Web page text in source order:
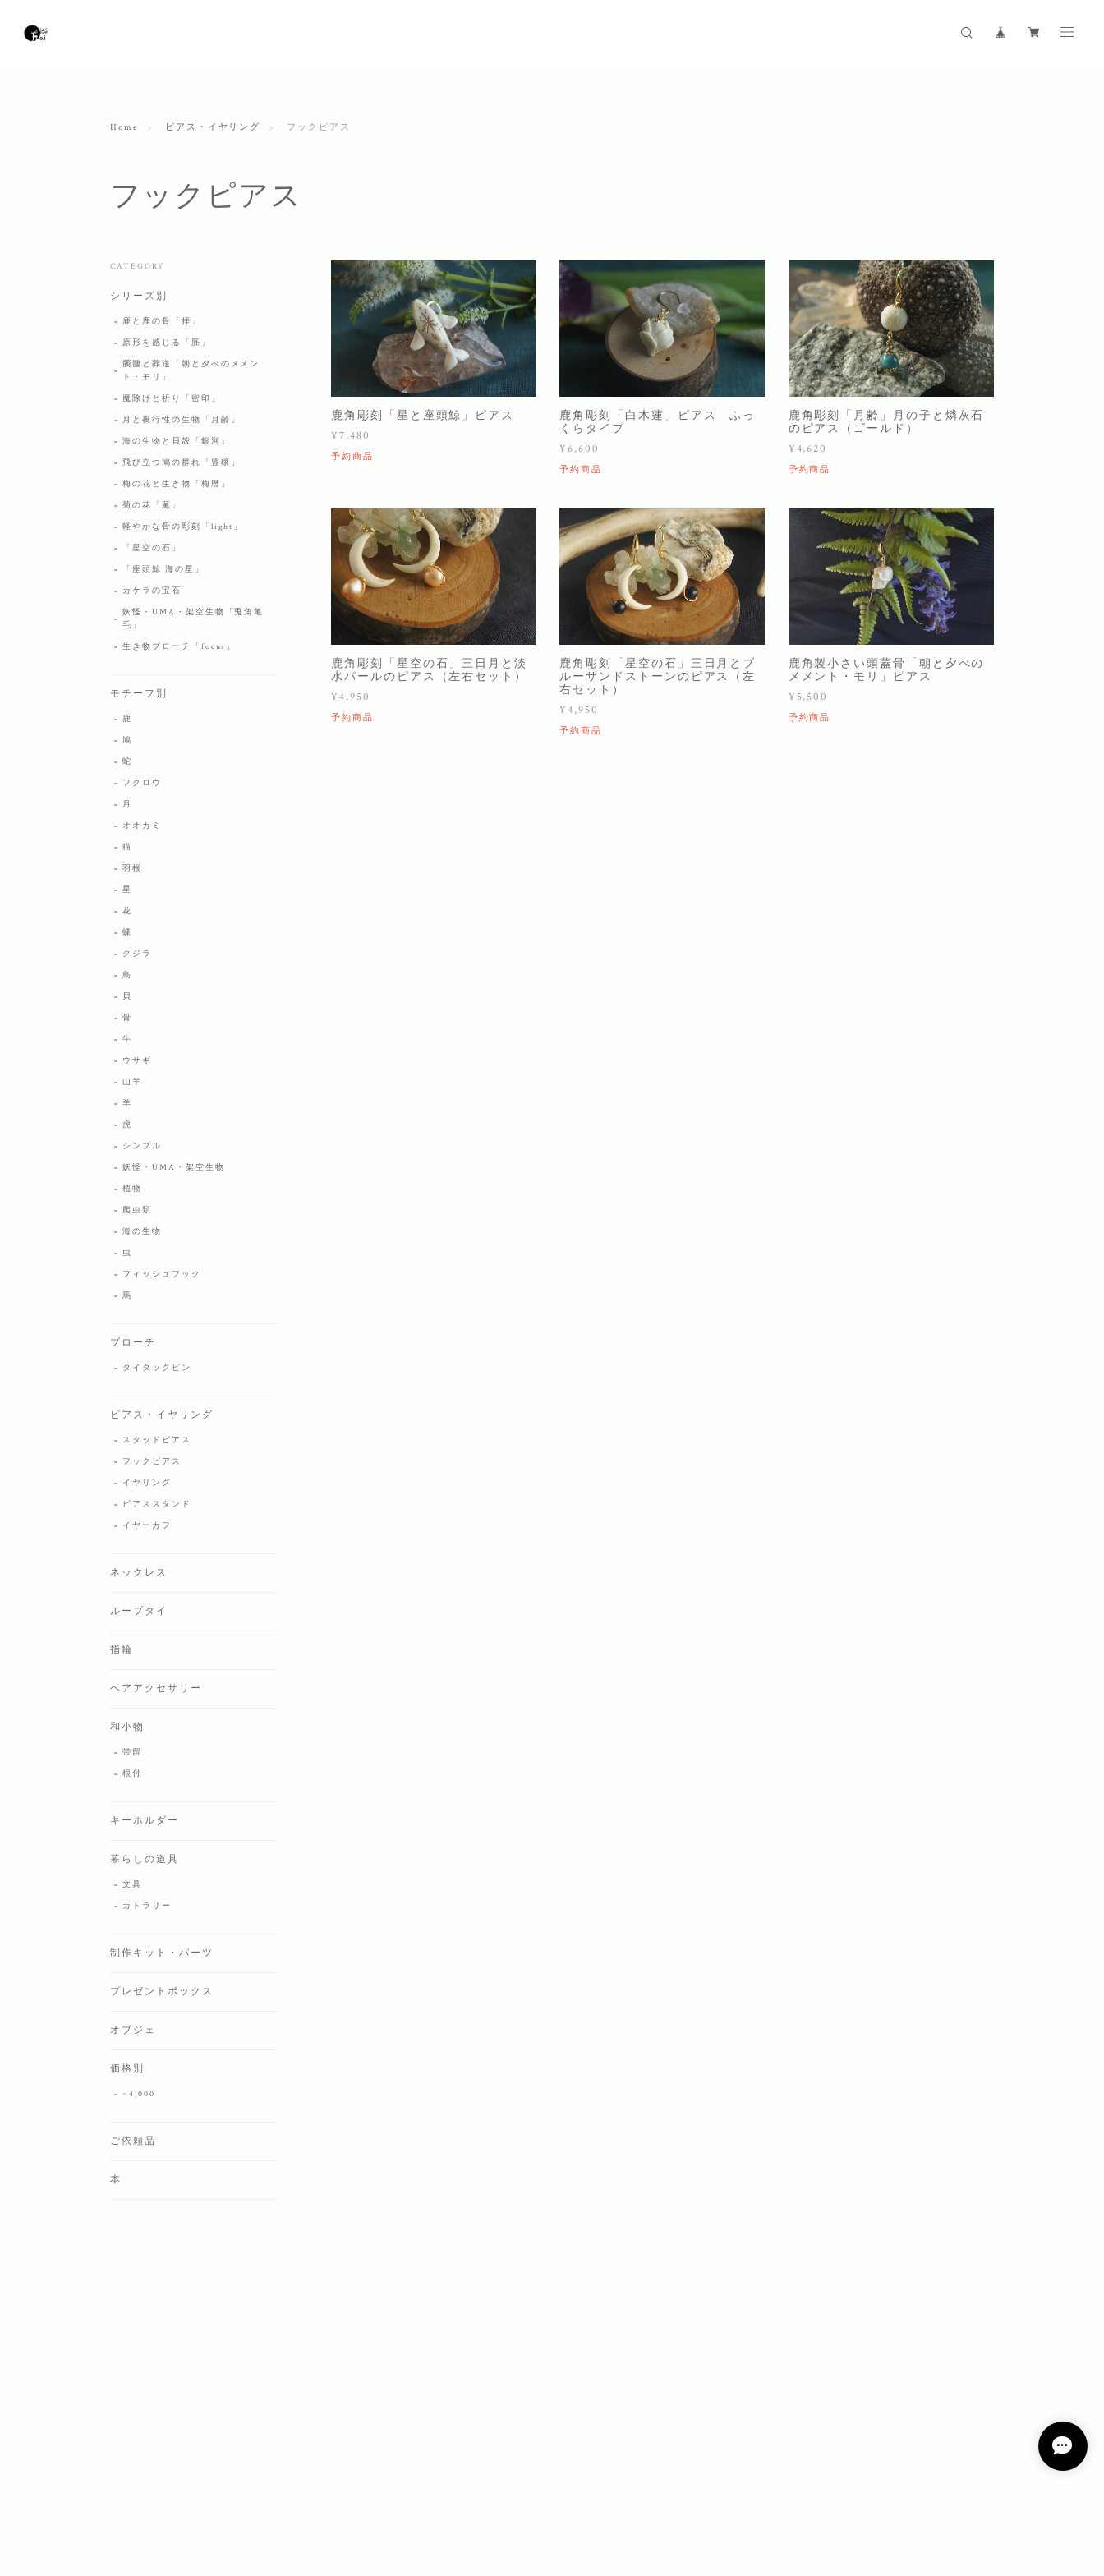
Home ピアス・イヤリング フックピアス
フックピアス
鹿角彫刻「星と座頭鯨」ピアス
¥7,480
予約商品
鹿角彫刻「白木蓮」ピアス ふっ
くらタイプ
¥6,600
予約商品
鹿角彫刻「月齢」月の子と燐灰石
のピアス（ゴールド）
¥4,620
予約商品
鹿角彫刻「星空の石」三日月と淡
水パールのピアス（左右セット）
¥4,950
予約商品
鹿角彫刻「星空の石」三日月とブ
ルーサンドストーンのピアス（左
右セット）
¥4,950
予約商品
鹿角製小さい頭蓋骨「朝と夕べの
メメント・モリ」ピアス
¥5,500
予約商品
CATEGORY
シリーズ別
鹿と鹿の骨「拝」
原形を感じる「胚」
髑髏と葬送「朝と夕べのメメン
ト・モリ」
魔除けと祈り「密印」
月と夜行性の生物「月齢」
海の生物と貝殻「銀河」
飛び立つ鳩の群れ「豊穣」
梅の花と生き物「梅暦」
菊の花「薫」
軽やかな骨の彫刻「light」
「星空の石」
「座頭鯨 海の星」
カケラの宝石
妖怪・UMA・架空生物「兎角亀
毛」
生き物ブローチ「focus」
モチーフ別
鹿
鳩
蛇
フクロウ
月
オオカミ
猫
羽根
星
花
蝶
クジラ
鳥
貝
骨
牛
ウサギ
山羊
羊
虎
シンプル
妖怪・UMA・架空生物
植物
爬虫類
海の生物
虫
フィッシュフック
馬
ブローチ
タイタックピン
ピアス・イヤリング
スタッドピアス
フックピアス
イヤリング
ピアススタンド
イヤーカフ
ネックレス
ループタイ
指輪
ヘアアクセサリー
和小物
帯留
根付
キーホルダー
暮らしの道具
文具
カトラリー
制作キット・パーツ
プレゼントボックス
オブジェ
価格別
~4,000
ご依頼品
本